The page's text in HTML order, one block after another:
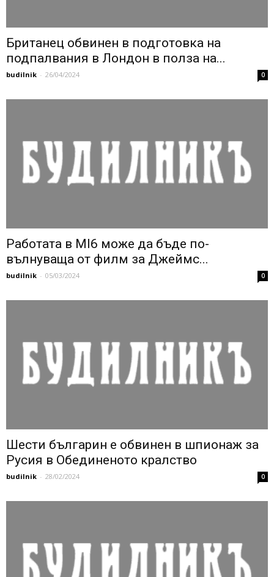
Британец обвинен в подготовка на
подпалвания в Лондон в полза на...
budilnik - 26/04/2024 0
Работата в MI6 може да бъде по-
вълнуваща от филм за Джеймс...
budilnik - 05/03/2024 0
Шести българин е обвинен в шпионаж за
Русия в Обединеното кралство
budilnik - 28/02/2024 0